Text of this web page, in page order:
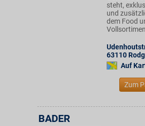
steht,
und
dem Food
63110
Auf
Zum
BADER